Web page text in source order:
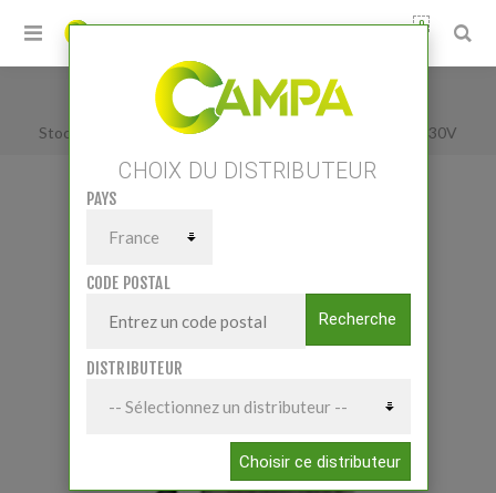
0
/ Petits matériels / Stockage
Stockage et transfert eau POMPE DE RELEVAGE 230V
POMPE DE RELEVAGE 230V
CHOIX DU DISTRIBUTEUR
PAYS
CODE POSTAL
Recherche
DISTRIBUTEUR
Choisir ce distributeur